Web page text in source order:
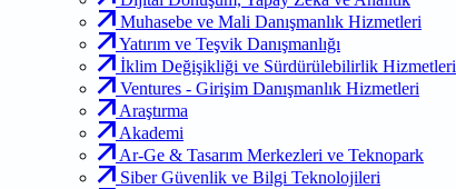
Muhasebe ve Mali Danışmanlık Hizmetleri
Yatırım ve Teşvik Danışmanlığı
İklim Değişikliği ve Sürdürülebilirlik Hizmetleri
Ventures - Girişim Danışmanlık Hizmetleri
Araştırma
Akademi
Ar-Ge & Tasarım Merkezleri ve Teknopark
Siber Güvenlik ve Bilgi Teknolojileri